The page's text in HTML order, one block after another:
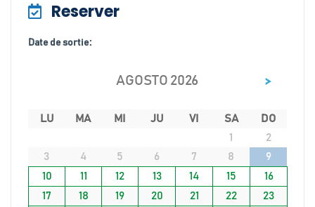
Reserver
Date de sortie:
AGOSTO 2026 >
LU MA MI JU VI SA
DO
1
2
3
4 5 6 7 8
9
10
11 12 13 14 15
16
17
18 19 20 21 22
23